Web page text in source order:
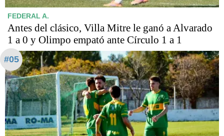
FEDERAL A.
Antes del clásico, Villa Mitre le ganó a Alvarado
1 a 0 y Olimpo empató ante Círculo 1 a 1
#05